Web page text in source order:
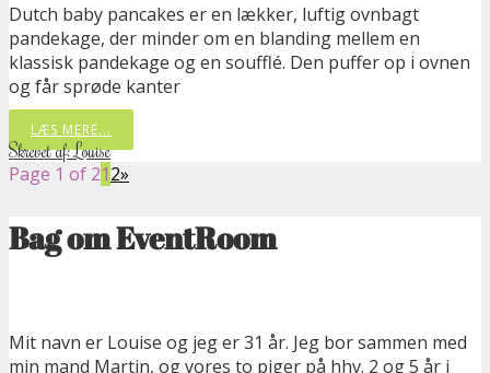
Dutch baby pancakes er en lækker, luftig ovnbagt
pandekage, der minder om en blanding mellem en
klassisk pandekage og en soufflé. Den puffer op i ovnen
og får sprøde kanter
LÆS MERE...
Skrevet af: Louise
Page 1 of 212»
Bag om EventRoom
Mit navn er Louise og jeg er 31 år. Jeg bor sammen med
min mand Martin, og vores to piger på hhv. 2 og 5 år i